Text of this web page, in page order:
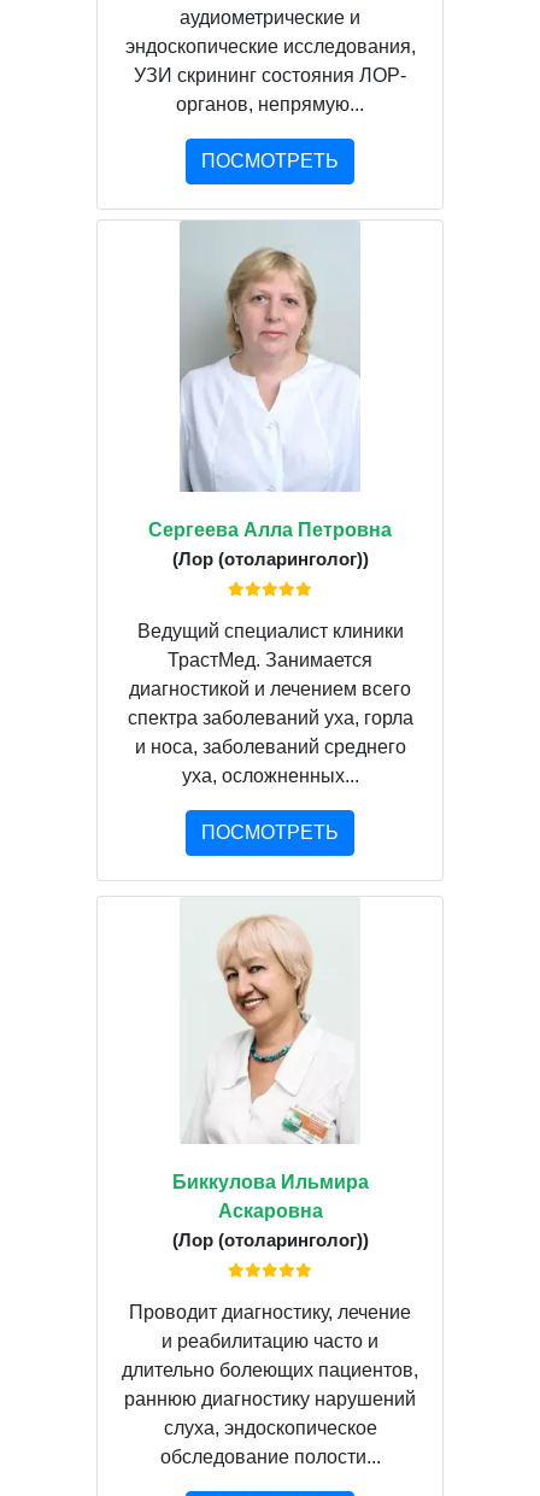
аудиометрические и
эндоскопические исследования,
УЗИ скрининг состояния ЛОР-
органов, непрямую...
ПОСМОТРЕТЬ
Сергеева Алла Петровна
(Лор (отоларинголог))
Ведущий специалист клиники
ТрастМед. Занимается
диагностикой и лечением всего
спектра заболеваний уха, горла
и носа, заболеваний среднего
уха, осложненных...
ПОСМОТРЕТЬ
Биккулова Ильмира
Аскаровна
(Лор (отоларинголог))
Проводит диагностику, лечение
и реабилитацию часто и
длительно болеющих пациентов,
раннюю диагностику нарушений
слуха, эндоскопическое
обследование полости...